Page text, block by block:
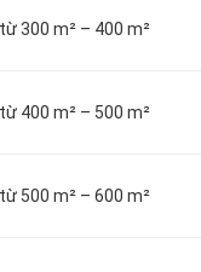
300 m² – 400 m²
400 m² – 500 m²
500 m² – 600 m²